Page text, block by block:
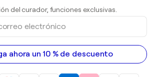
del curador, funciones exclusivas.
ahora un 10 % de descuento